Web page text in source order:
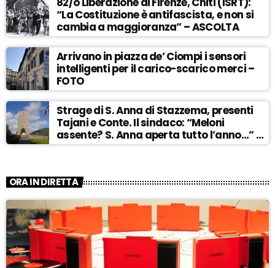
“La Costituzione è antifascista, e non si
cambia a maggioranza” – ASCOLTA
Arrivano in piazza de’ Ciompi i sensori
intelligenti per il carico-scarico merci –
FOTO
Strage di S. Anna di Stazzema, presenti
Tajani e Conte. Il sindaco: “Meloni
assente? S. Anna aperta tutto l’anno…” –
ASCOLTA
ORA IN DIRETTA